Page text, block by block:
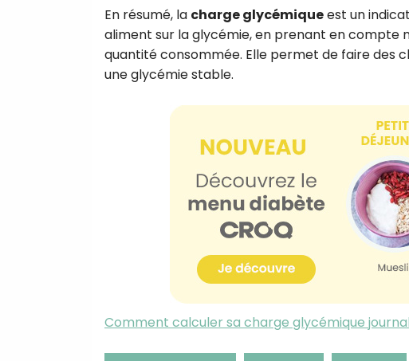
En résumé, la charge glycémiqueest un
aliment sur la glycémie, en prenant en compte
quantité consommée. Elle permet de faire des
une glycémie stable.
Comment calculer sa charge glycémique